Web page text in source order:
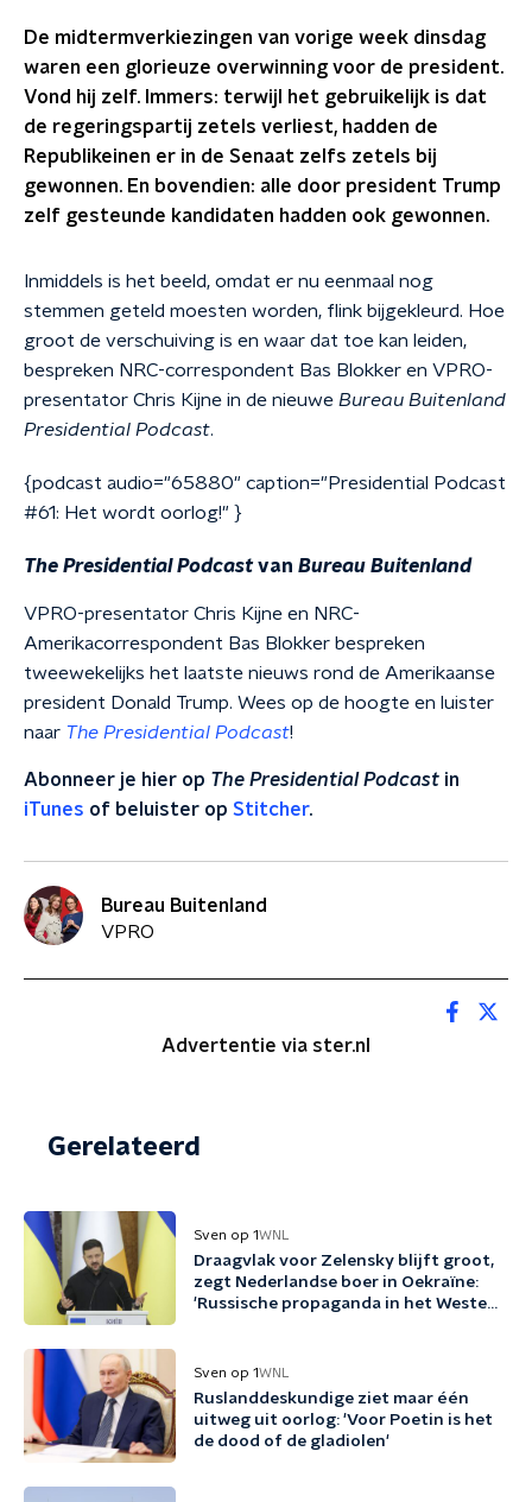
De midtermverkiezingen van vorige week dinsdag
waren een glorieuze overwinning voor de president.
Vond hij zelf. Immers: terwijl het gebruikelijk is dat
de regeringspartij zetels verliest, hadden de
Republikeinen er in de Senaat zelfs zetels bij
gewonnen. En bovendien: alle door president Trump
zelf gesteunde kandidaten hadden ook gewonnen.
Inmiddels is het beeld, omdat er nu eenmaal nog
stemmen geteld moesten worden, flink bijgekleurd. Hoe
groot de verschuiving is en waar dat toe kan leiden,
bespreken NRC-correspondent Bas Blokker en VPRO-
presentator Chris Kijne in de nieuwe Bureau Buitenland
Presidential Podcast.
{podcast audio="65880" caption="Presidential Podcast
#61: Het wordt oorlog!" }
The Presidential Podcastvan Bureau Buitenland
VPRO-presentator Chris Kijne en NRC-
Amerikacorrespondent Bas Blokker bespreken
tweewekelijks het laatste nieuws rond de Amerikaanse
president Donald Trump. Wees op de hoogte en luister
naar The Presidential Podcast!
Abonneer je hier op The Presidential Podcast in
iTunes of beluister op Stitcher.
Bureau Buitenland
VPRO
Advertentie via ster.nl
Gerelateerd
Sven op 1WNL
Draagvlak voor Zelensky blijft groot,
zegt Nederlandse boer in Oekraïne:
'Russische propaganda in het Westen
Sven op 1WNL
Ruslanddeskundige ziet maar één
uitweg uit oorlog: 'Voor Poetin is het
de dood of de gladiolen'